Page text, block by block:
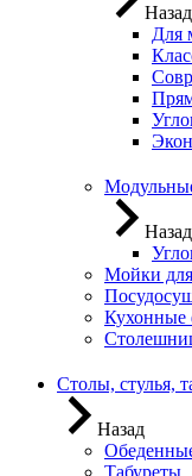
Назад
Для
Назад
Мойки
Кухонные
Столы, стулья,
Назад
Табуреты